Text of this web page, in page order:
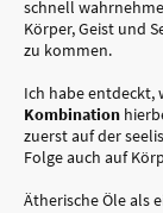
schnell
Körper, Geist und
zu kommen.
Ich habe entdeckt,
Kombination
zuerst auf der
Folge auch auf
Ätherische Öle als